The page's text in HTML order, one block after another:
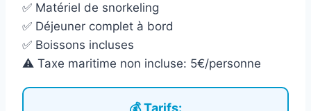
✅ Matériel de snorkeling
✅ Déjeuner complet à bord
✅ Boissons incluses
⚠️ Taxe maritime non incluse: 5€/personne
💰 Tarifs: